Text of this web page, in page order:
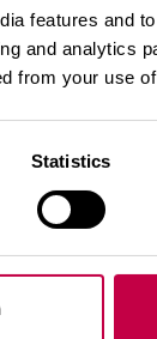
features and
and analytics
from your use
Statistics